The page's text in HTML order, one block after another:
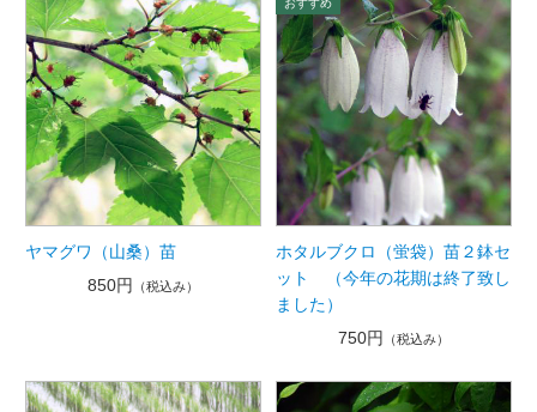
ヤマグワ（山桑）苗
850円
（税込み）
ホタルブクロ（蛍袋）苗２鉢セ
ット （今年の花期は終了致し
ました）
750円
（税込み）